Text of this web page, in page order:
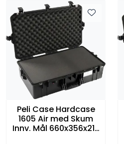
Peli Case Hardcase
1605 Air med Skum
Innv. Mål 660x356x213